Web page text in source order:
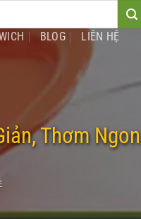
BLOG LIÊN HỆ
Thơm Ngon